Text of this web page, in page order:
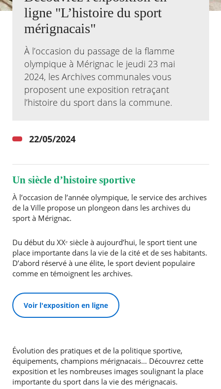
Actualités
Kiosque
Espace de services en ligne
Instagram
YoutubeLinkedin
RECHERCHER ...
ligne "L’histoire du sport
mérignacais"
À l’occasion du passage de la flamme
olympique à Mérignac le jeudi 23 mai
2024, les Archives communales vous
proposent une exposition retraçant
l’histoire du sport dans la commune.
22/05/2024
Un siècle d’histoire sportive
À l’occasion de l’année olympique, le service des archives
de la Ville propose un plongeon dans les archives du
sport à Mérignac.
Du début du XXᵉ siècle à aujourd’hui, le sport tient une
place importante dans la vie de la cité et de ses habitants.
D’abord réservé à une élite, le sport devient populaire
comme en témoignent les archives.
Voir l'exposition en ligne
Évolution des pratiques et de la politique sportive,
équipements, champions mérignacais… Découvrez cette
exposition et les nombreuses images soulignant la place
importante du sport dans la vie des mérignacais.